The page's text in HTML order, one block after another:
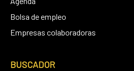
Bolsa de empleo
Empresas colaboradoras
BUSCADOR